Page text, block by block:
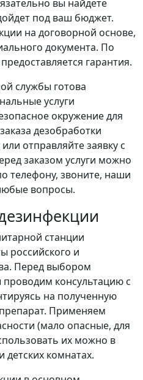
вы найдете
под ваш бюджет.
на договорной основе,
документа. По
гарантия.
службы готова
услуги
окружение для
дезобработки
отправляйте заявку с
заказом услуги можно
телефону, звоните, наши
вопросы.
станции
российского и
Перед выбором
консультацию с
на полученную
Применяем
(мало опасные, для
их можно в
комнатах.